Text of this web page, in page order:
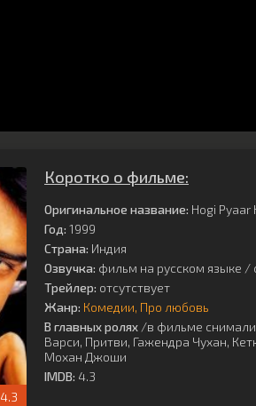
4.3
Коротко о фильме:
Оригинальное название: Hogi Pyaar
Год: 1999
Страна: Индия
Озвучка: фильм на русском языке /
Трейлер: отсутствует
Жанр: Комедии Про любовь
В главных ролях /в фильме
Варси, Притви, Гажендра Чухан,
Мохан Джоши
IMDB: 4.3